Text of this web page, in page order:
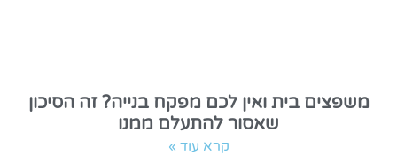
משפצים בית ואין לכם מפקח בנייה? זה הסיכון
שאסור להתעלם ממנו
קרא עוד »